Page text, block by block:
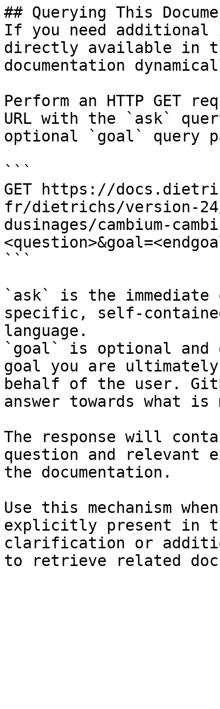
## Querying This
If you need
directly available in
documentation
Perform an HTTP GET
URL with the `ask`
optional `goal` query
```
GET https://
fr/dietrichs/version-24/
dusinages/cambium-
```
`ask` is the
specific, self-
language.
`goal` is optional and
goal you are
behalf of the user.
answer towards what
The response will
question and relevant
the documentation.
Use this mechanism
explicitly present in
clarification or